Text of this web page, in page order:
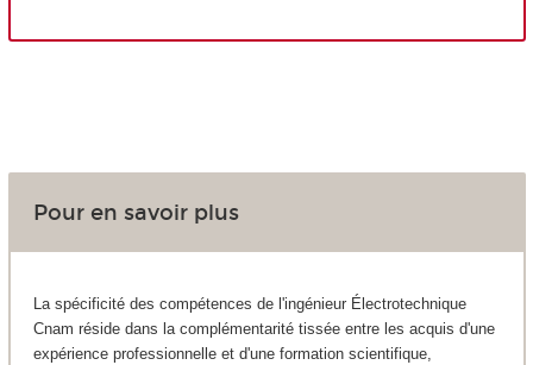
Pour en savoir plus
La spécificité des compétences de l'ingénieur Électrotechnique
Cnam réside dans la complémentarité tissée entre les acquis d'une
expérience professionnelle et d'une formation scientifique,